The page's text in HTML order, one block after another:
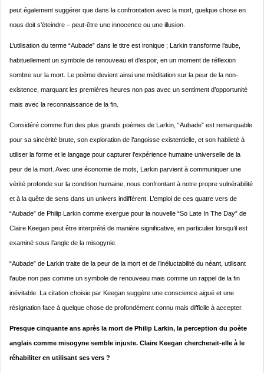
peut également suggérer que dans la confrontation avec la mort, quelque chose en
nous doit s’éteindre – peut-être une innocence ou une illusion.
L’utilisation du terme “Aubade” dans le titre est ironique ; Larkin transforme l’aube,
habituellement un symbole de renouveau et d’espoir, en un moment de réflexion
sombre sur la mort. Le poème devient ainsi une méditation sur la peur de la non-
existence, marquant les premières heures non pas avec un sentiment d’opportunité
mais avec la reconnaissance de la fin.
Considéré comme l’un des plus grands poèmes de Larkin, “Aubade” est remarquable
pour sa sincérité brute, son exploration de l’angoisse existentielle, et son habileté à
utiliser la forme et le langage pour capturer l’expérience humaine universelle de la
peur de la mort. Avec une économie de mots, Larkin parvient à communiquer une
vérité profonde sur la condition humaine, nous confrontant à notre propre vulnérabilité
et à la quête de sens dans un univers indifférent. L’emploi de ces quatre vers de
“Aubade” de Philip Larkin comme exergue pour la nouvelle “So Late In The Day” de
Claire Keegan peut être interprété de manière significative, en particulier lorsqu’il est
examiné sous l’angle de la misogynie.
“Aubade” de Larkin traite de la peur de la mort et de l’inéluctabilité du néant, utilisant
l’aube non pas comme un symbole de renouveau mais comme un rappel de la fin
inévitable. La citation choisie par Keegan suggère une conscience aiguë et une
résignation face à quelque chose de profondément connu mais difficile à accepter.
Presque cinquante ans après la mort de Philip Larkin, la perception du poète
anglais comme misogyne semble injuste. Claire Keegan chercherait-elle à le
réhabiliter en utilisant ses vers ?